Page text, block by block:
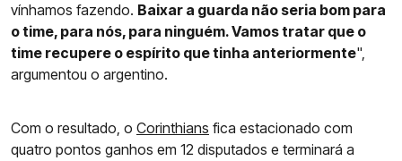
vínhamos fazendo. Baixar a guarda não seria bom para
o time, para nós, para ninguém. Vamos tratar que o
time recupere o espírito que tinha anteriormente",
argumentou o argentino.
Com o resultado, o Corinthians fica estacionado com
quatro pontos ganhos em 12 disputados e terminará a